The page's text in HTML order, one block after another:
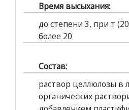
Время высыхания:
до степени 3, при т
более 20
Cостав:
раствор целлюлозы в
органических